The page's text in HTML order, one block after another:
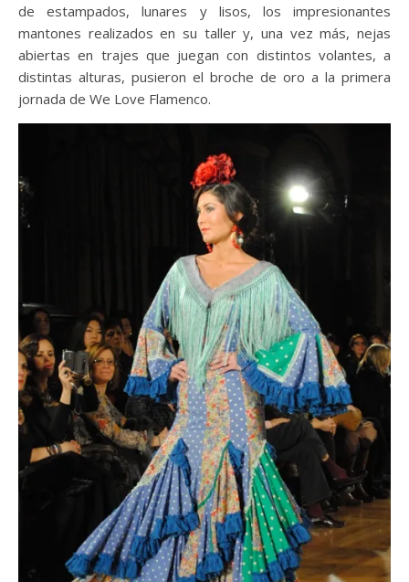
de estampados, lunares y lisos, los impresionantes
mantones realizados en su taller y, una vez más, nejas
abiertas en trajes que juegan con distintos volantes, a
distintas alturas, pusieron el broche de oro a la primera
jornada de We Love Flamenco.